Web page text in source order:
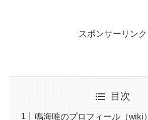
スポンサーリンク
目次
鳴海唯のプロフィール（wiki）